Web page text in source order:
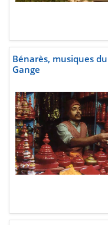
Bénarès, musiques du
Gange